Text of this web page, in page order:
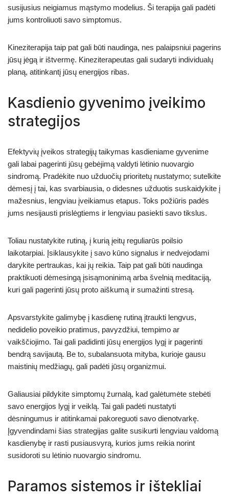
susijusius neigiamus mąstymo modelius. Ši terapija gali padėti
jums kontroliuoti savo simptomus.
Kineziterapija taip pat gali būti naudinga, nes palaipsniui pagerins
jūsų jėgą ir ištvermę. Kineziterapeutas gali sudaryti individualų
planą, atitinkantį jūsų energijos ribas.
Kasdienio gyvenimo įveikimo
strategijos
Efektyvių įveikos strategijų taikymas kasdieniame gyvenime
gali labai pagerinti jūsų gebėjimą valdyti lėtinio nuovargio
sindromą. Pradėkite nuo užduočių prioritetų nustatymo; sutelkite
dėmesį į tai, kas svarbiausia, o didesnes užduotis suskaidykite į
mažesnius, lengviau įveikiamus etapus. Toks požiūris padės
jums nesijausti prislėgtiems ir lengviau pasiekti savo tikslus.
Toliau nustatykite rutiną, į kurią įeitų reguliarūs poilsio
laikotarpiai. Įsiklausykite į savo kūno signalus ir nedvejodami
darykite pertraukas, kai jų reikia. Taip pat gali būti naudinga
praktikuoti dėmesingą įsisąmoninimą arba švelnią meditaciją,
kuri gali pagerinti jūsų proto aiškumą ir sumažinti stresą.
Apsvarstykite galimybę į kasdienę rutiną įtraukti lengvus,
nedidelio poveikio pratimus, pavyzdžiui, tempimo ar
vaikščiojimo. Tai gali padidinti jūsų energijos lygį ir pagerinti
bendrą savijautą. Be to, subalansuota mityba, kurioje gausu
maistinių medžiagų, gali padėti jūsų organizmui.
Galiausiai pildykite simptomų žurnalą, kad galėtumėte stebėti
savo energijos lygį ir veiklą. Tai gali padėti nustatyti
dėsningumus ir atitinkamai pakoreguoti savo dienotvarkę.
Įgyvendindami šias strategijas galite susikurti lengviau valdomą
kasdienybę ir rasti pusiausvyrą, kurios jums reikia norint
susidoroti su lėtinio nuovargio sindromu.
Paramos sistemos ir ištekliai